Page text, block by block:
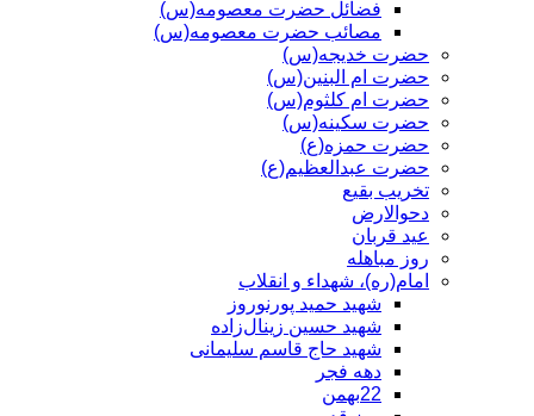
فضائل حضرت معصومه(س)
مصائب حضرت معصومه(س)
حضرت خدیجه(س)
حضرت ام البنین(س)
حضرت ام کلثوم(س)
حضرت سکینه(س)
حضرت حمزه(ع)
حضرت عبدالعظیم(ع)
تخریب بقیع
دحوالارض
عید قربان
روز مباهله
امام(ره)، شهداء و انقلاب
شهید حمید پورنوروز
شهید حسین زینال‌زاده
شهید حاج قاسم سلیمانی
دهه فجر
22بهمن